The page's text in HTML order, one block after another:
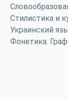
Стилистика и
Украинский
Фонетика.